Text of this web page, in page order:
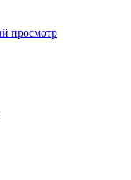
просмотр